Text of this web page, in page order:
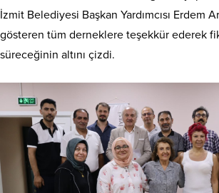
İzmit Belediyesi Başkan Yardımcısı Erdem
gösteren tüm derneklere teşekkür ederek
süreceğinin altını çizdi.